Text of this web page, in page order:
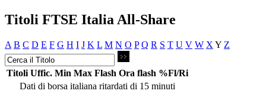
Titoli FTSE Italia All-Share
A B C D E F G H I J K L M N O P Q R S T U V W X Y Z
Titoli Uffic. Min Max Flash Ora flash %Fl/Ri
Dati di borsa italiana ritardati di 15 minuti